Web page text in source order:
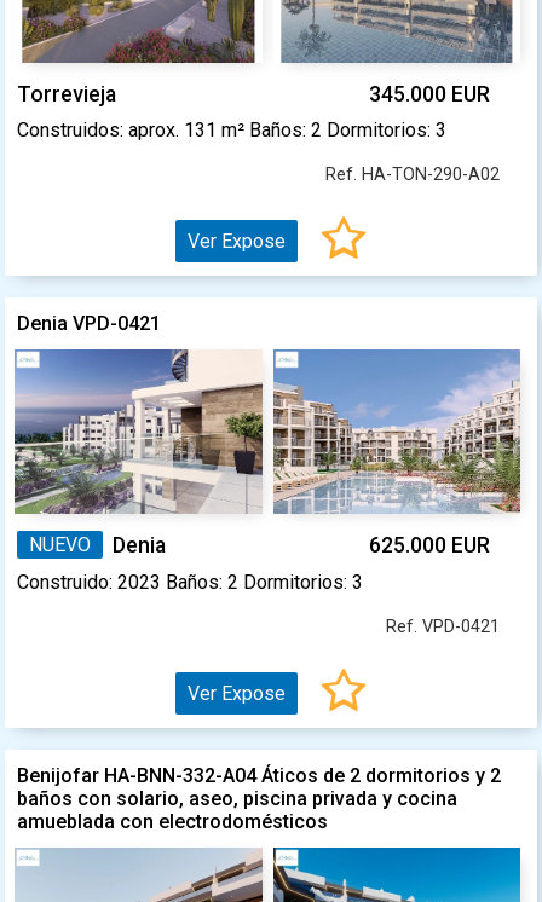
Torrevieja 345.000 EUR
Construidos: aprox. 131 m² Baños: 2 Dormitorios: 3
Ref. HA-TON-290-A02
Ver Expose
Denia VPD-0421
NUEVO Denia 625.000 EUR
Construido: 2023 Baños: 2 Dormitorios: 3
Ref. VPD-0421
Ver Expose
Benijofar HA-BNN-332-A04 Áticos de 2 dormitorios y 2
baños con solario, aseo, piscina privada y cocina
amueblada con electrodomésticos